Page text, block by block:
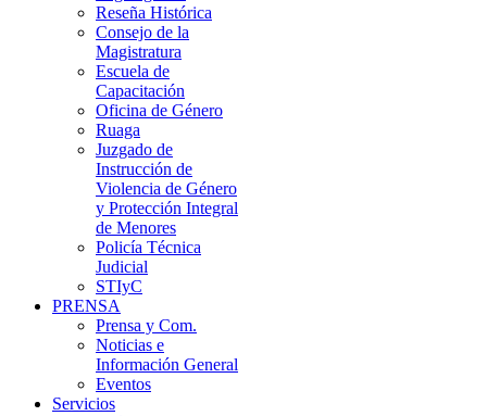
Reseña Histórica
Consejo de la
Magistratura
Escuela de
Capacitación
Oficina de Género
Ruaga
Juzgado de
Instrucción de
Violencia de Género
y Protección Integral
de Menores
Policía Técnica
Judicial
STIyC
PRENSA
Prensa y Com.
Noticias e
Información General
Eventos
Servicios